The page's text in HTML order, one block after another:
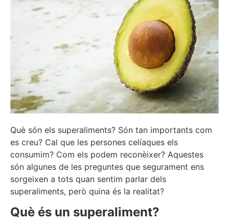
Què són els superaliments? Són tan importants com
es creu? Cal que les persones celíaques els
consumim? Com els podem reconèixer? Aquestes
són algunes de les preguntes que segurament ens
sorgeixen a tots quan sentim parlar dels
superaliments, però quina és la realitat?
Què és un superaliment?